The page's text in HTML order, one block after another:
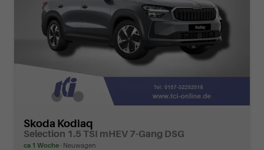
Skoda Kodiaq
Selection 1.5 TSI mHEV 7-Gang DSG
ca 1 Woche Neuwagen